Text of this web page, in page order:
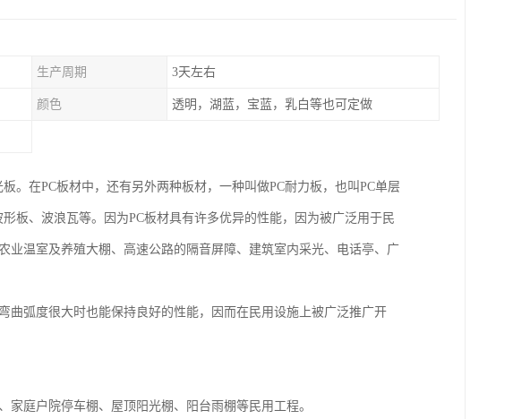
生产周期 3天左右
颜色 透明，湖蓝，宝蓝，乳白等也可定做
。在PC板材中，还有另外两种板材，一种叫做PC耐力板，也叫PC单层
板、波浪瓦等。因为PC板材具有许多优异的性能，因为被广泛用于民
业温室及养殖大棚、高速公路的隔音屏障、建筑室内采光、电话亭、广
曲弧度很大时也能保持良好的性能，因而在民用设施上被广泛推广开
庭户院停车棚、屋顶阳光棚、阳台雨棚等民用工程。